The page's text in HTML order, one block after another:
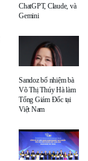
ChatGPT, Claude, và
Gemini
Sandoz bổ nhiệm bà
Võ Thị Thúy Hà làm
Tổng Giám Đốc tại
Việt Nam